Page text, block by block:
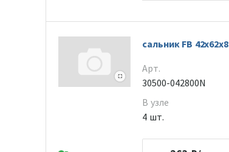
сальник FB 42x62x8
Арт.
30500-042800N
В узле
4 шт.